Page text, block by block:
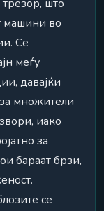
што
машини во
Се
меѓу
давајќи
множители
иако
за
бараат брзи,
се